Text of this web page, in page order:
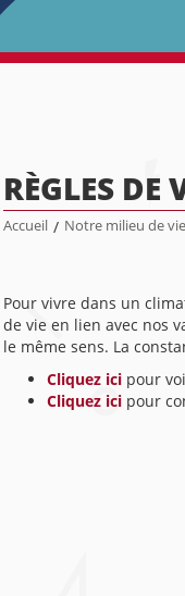
RÈGLES DE
Accueil / Notre milieu de vie
Pour vivre dans un
de vie en lien avec nos
le même sens. La
Cliquez icipour
Cliquez icipour